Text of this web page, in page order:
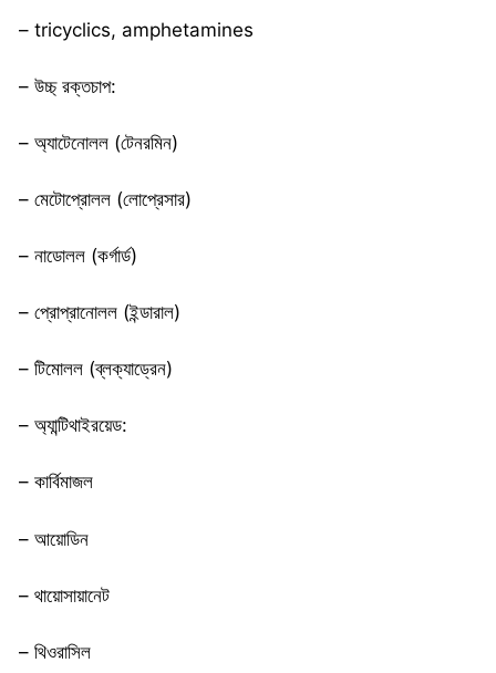
– tricyclics, amphetamines
– উচ্চ্ রক্তচাপ:
– অ্যাটেনোলল (টেনরমিন)
– মেটোপ্রোলল (লোপ্রেসার)
– নাডোলল (কর্গার্ড)
– প্রোপ্রানোলল (ইন্ডারাল)
– টিমোলল (ব্লক্যাড্রেন)
– অ্যান্টিথাইরয়েড:
– কার্বিমাজল
– আয়োডিন
– থায়োসায়ানেট
– থিওরাসিল